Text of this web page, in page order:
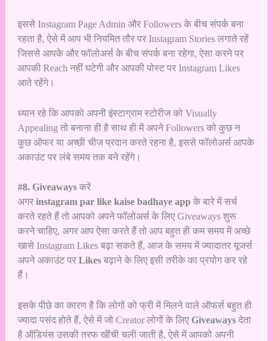
इससे Instagram Page Admin और Followers के बीच संपर्क बना
रहता है, ऐसे में आप भी नियमित तौर पर Instagram Stories लगाते रहें
जिससे आपके और फॉलोअर्स के बीच संपर्क बना रहेगा, ऐसा करने पर
आपकी Reach नहीं घटेगी और आपकी पोस्ट पर Instagram Likes
आते रहेंगे।
ध्यान रहे कि आपको अपनी इंस्टाग्राम स्टोरीज को Visually
Appealing तो बनाना ही है साथ ही में अपने Followers को कुछ न
कुछ ऑफर या अच्छी चीज प्रदान करते रहना है, इससे फॉलोअर्स आपके
अकाउंट पर लंबे समय तक बने रहेंगे।
#8. Giveaways करें
अगर instagram par like kaise badhaye appके बारे में सर्च
करते रहते हैं तो आपको अपने फॉलोअर्स के लिए Giveaways शुरू
करने चाहिए, अगर आप ऐसा करते हैं तो आप बहुत ही कम समय में अच्छे
खासे Instagram Likes बढ़ा सकते हैं, आज के समय में ज्यादातर यूजर्स
अपने अकाउंट पर Likesबढ़ाने के लिए इसी तरीके का प्रयोग कर रहे
हैं।
इसके पीछे का कारण है कि लोगों को फ्री में मिलने वाले ऑफर्स बहुत ही
ज्यादा पसंद होते हैं, ऐसे में जो Creator लोगों के लिए Giveawaysदेता
है ऑडियंस उसकी तरफ खींची चली जाती है, ऐसे में आपको अपनी